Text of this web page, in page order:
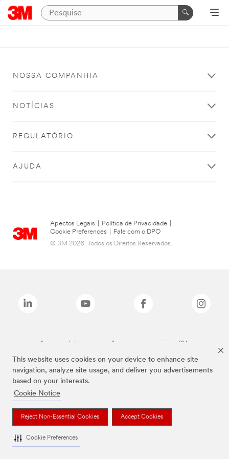
This website uses cookies on your device to enhance site
navigation, analyze site usage, and deliver you advertisements
based on your interests.
Cookie Notice
Reject Non-Essential Cookies Accept Cookies
Cookie Preferences
NOSSA COMPANHIA
NOTÍCIAS
REGULATÓRIO
AJUDA
Apectos Legais Política de Privacidade
Cookie Preferences
Fale com o DPO
© 3M 2026. Todos os Direitos Reservados.
As marcas listadas a cima são marcas comerciais da 3M.